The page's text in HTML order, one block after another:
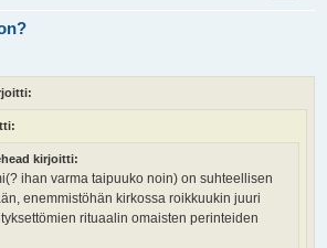
kirjoitti:
ihan varma taipuuko noin) on suhteellisen
enemmistöhän kirkossa roikkuukin juuri
rituaalin omaisten perinteiden